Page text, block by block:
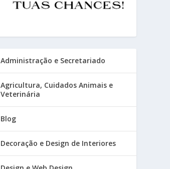
Administração e Secretariado
Agricultura, Cuidados Animais e
Veterinária
Blog
Decoração e Design de Interiores